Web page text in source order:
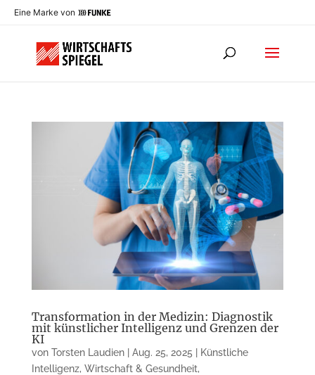
Eine Marke von
Transformation in der Medizin: Diagnostik
mit künstlicher Intelligenz und Grenzen der
KI
von Torsten Laudien| Aug. 25, 2025
Künstliche
Intelligenz, Wirtschaft & Gesundheit,